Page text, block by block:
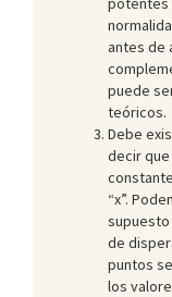
antes de
puede
teóricos.
Debe
decir que
“x”.
supuesto
de
puntos
los